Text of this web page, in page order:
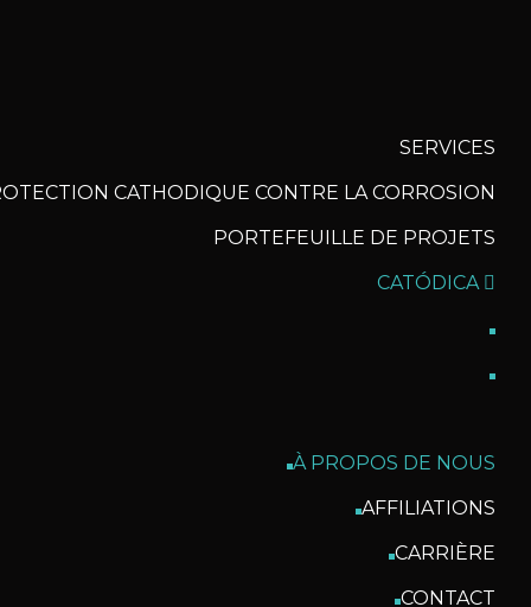
SERVICES
CATHODIQUE CONTRE LA CORROSION
PORTEFEUILLE DE PROJETS
CATÓDICA
À PROPOS DE NOUS
AFFILIATIONS
CARRIÈRE
CONTACT